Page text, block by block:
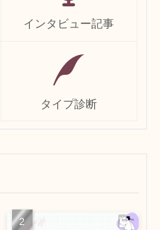
インタビュー記事
タイプ診断